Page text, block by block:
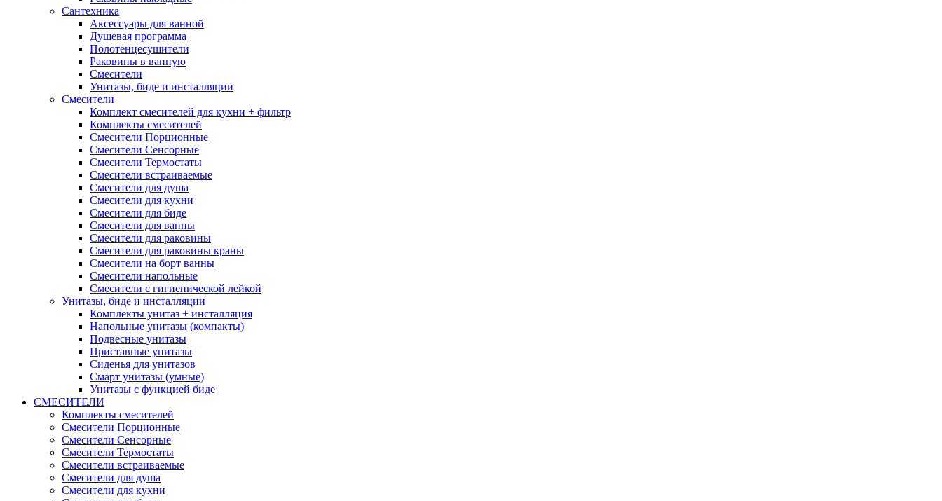
Сантехника
Аксессуары для ванной
Душевая программа
Полотенцесушители
Раковины в ванную
Смесители
Унитазы, биде и инсталляции
Смесители
Комплект смесителей для кухни + фильтр
Комплекты смесителей
Смесители Порционные
Смесители Сенсорные
Смесители Термостаты
Смесители встраиваемые
Смесители для душа
Смесители для кухни
Смесители для биде
Смесители для ванны
Смесители для раковины
Смесители для раковины краны
Смесители на борт ванны
Смесители напольные
Смесители с гигиенической лейкой
Унитазы, биде и инсталляции
Комплекты унитаз + инсталляция
Напольные унитазы (компакты)
Подвесные унитазы
Приставные унитазы
Сиденья для унитазов
Смарт унитазы (умные)
Унитазы с функцией биде
СМЕСИТЕЛИ
Комплекты смесителей
Смесители Порционные
Смесители Сенсорные
Смесители Термостаты
Смесители встраиваемые
Смесители для душа
Смесители для кухни